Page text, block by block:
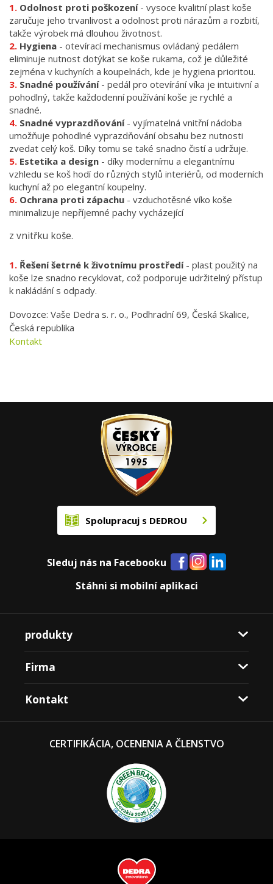
Odolnost proti poškození- vysoce kvalitní plast koše
zaručuje jeho trvanlivost a odolnost proti nárazům a rozbití,
takže výrobek má dlouhou životnost.
Hygiena - otevírací mechanismus ovládaný pedálem
eliminuje nutnost dotýkat se koše rukama, což je důležité
zejména v kuchyních a koupelnách, kde je hygiena prioritou.
Snadné používání- pedál pro otevírání víka je intuitivní a
pohodlný, takže každodenní používání koše je rychlé a
snadné.
Snadné vyprazdňování- vyjímatelná vnitřní nádoba
umožňuje pohodlné vyprazdňování obsahu bez nutnosti
zvedat celý koš. Díky tomu se také snadno čistí a udržuje.
Estetika a design - díky modernímu a elegantnímu
vzhledu se koš hodí do různých stylů interiérů, od moderních
kuchyní až po elegantní koupelny.
Ochrana proti zápachu - vzduchotěsné víko koše
minimalizuje nepříjemné pachy vycházející
z vnitřku koše.
Řešení šetrné k životnímu prostředí - plast použitý na
koše lze snadno recyklovat, což podporuje udržitelný přístup
k nakládání s odpady.
Dovozce: Vaše Dedra s. r. o., Podhradní 69, Česká Skalice,
Česká republika
Kontakt
Spolupracuj s DEDROU
Sleduj nás na Facebooku
Stáhni si mobilní aplikaci
produkty
Firma
Kontakt
CERTIFIKÁCIA, OCENENIA A ČLENSTVO